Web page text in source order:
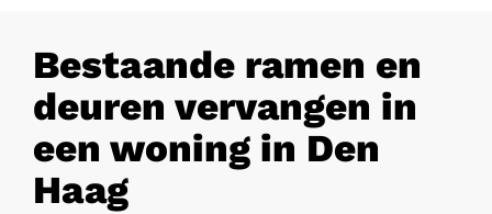
Bestaande ramen en
deuren vervangen in
een woning in Den
Haag